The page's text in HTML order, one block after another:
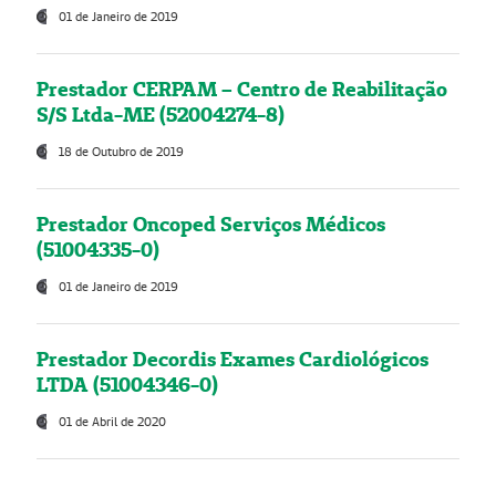
01 de Janeiro de 2019
Prestador CERPAM – Centro de Reabilitação
S/S Ltda-ME (52004274-8)
18 de Outubro de 2019
Prestador Oncoped Serviços Médicos
(51004335-0)
01 de Janeiro de 2019
Prestador Decordis Exames Cardiológicos
LTDA (51004346-0)
01 de Abril de 2020